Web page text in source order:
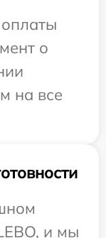
о
на все
и мы